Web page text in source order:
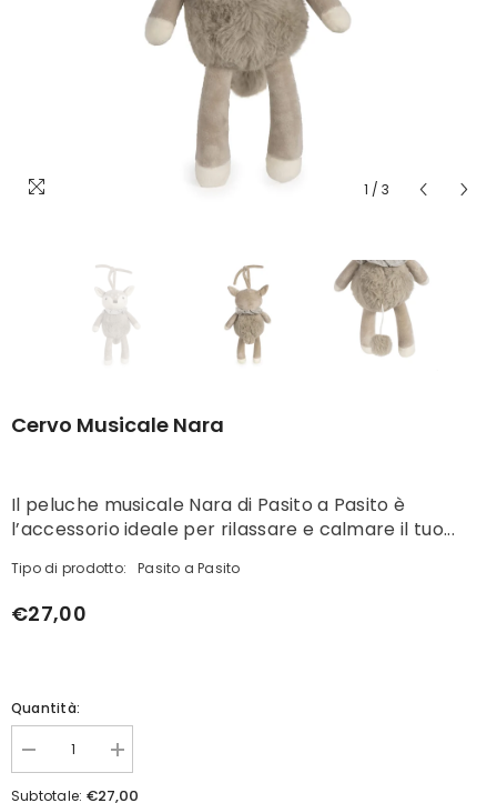
1 / 3
Cervo Musicale Nara
Il peluche musicale Nara di Pasito a Pasito è
l’accessorio ideale per rilassare e calmare il tuo...
Tipo di prodotto: Pasito a Pasito
€27,00
Quantità:
Diminuisci
quantità
per
Aumenta
quantità
per
Subtotale: €27,00